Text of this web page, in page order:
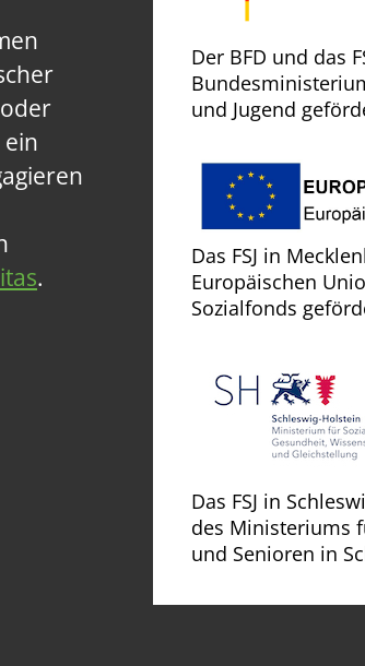
.
Der BFD und das
und Jugend
Das FSJ in
Europäischen
Sozialfonds
Das FSJ in
des Ministeriums
und Senioren in